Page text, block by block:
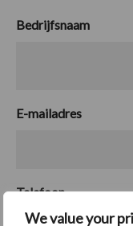
We value your
Bedrijfsnaam
E-mailadres
Telefoon